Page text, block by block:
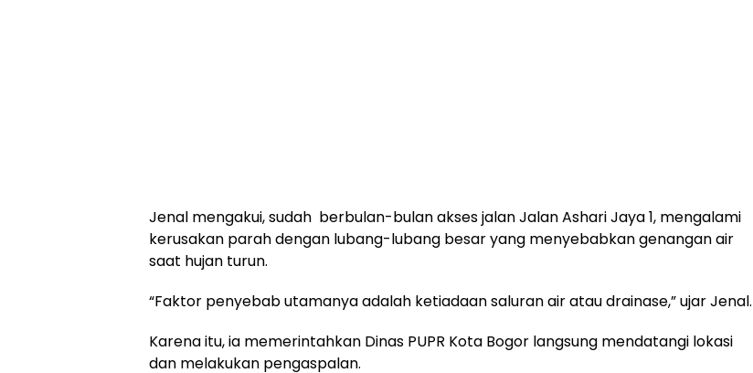
Jenal mengakui, sudah berbulan-bulan akses jalan Jalan Ashari Jaya 1, mengalami
kerusakan parah dengan lubang-lubang besar yang menyebabkan genangan air
saat hujan turun.
“Faktor penyebab utamanya adalah ketiadaan saluran air atau drainase,” ujar Jenal.
Karena itu, ia memerintahkan Dinas PUPR Kota Bogor langsung mendatangi lokasi
dan melakukan pengaspalan.